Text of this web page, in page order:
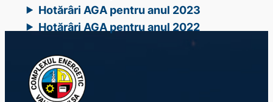
Hotărâri AGA pentru anul 2023
Hotărâri AGA pentru anul 2022